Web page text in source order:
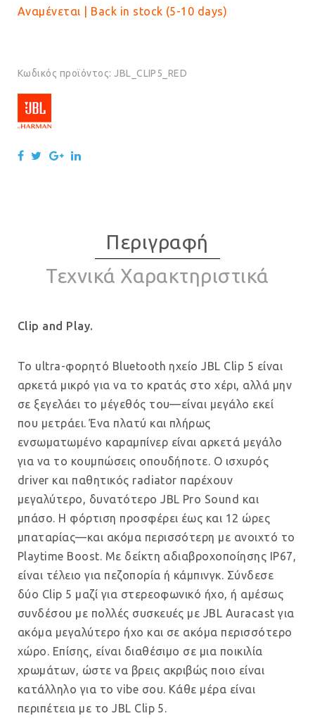
Αναμένεται | Back in stock (5-10 days)
Κωδικός προϊόντος:JBL_CLIP5_RED
Περιγραφή
Τεχνικά Χαρακτηριστικά
Clip and Play.
Το ultra-φορητό Bluetooth ηχείο JBL Clip 5 είναι
αρκετά μικρό για να το κρατάς στο χέρι, αλλά μην
σε ξεγελάει το μέγεθός του—είναι μεγάλο εκεί
που μετράει. Ένα πλατύ και πλήρως
ενσωματωμένο καραμπίνερ είναι αρκετά μεγάλο
για να το κουμπώσεις οπουδήποτε. Ο ισχυρός
driver και παθητικός radiator παρέχουν
μεγαλύτερο, δυνατότερο JBL Pro Sound και
μπάσο. Η φόρτιση προσφέρει έως και 12 ώρες
μπαταρίας—και ακόμα περισσότερη με ανοιχτό το
Playtime Boost. Με δείκτη αδιαβροχοποίησης IP67,
είναι τέλειο για πεζοπορία ή κάμπινγκ. Σύνδεσε
δύο Clip 5 μαζί για στερεοφωνικό ήχο, ή αμέσως
συνδέσου με πολλές συσκευές με JBL Auracast για
ακόμα μεγαλύτερο ήχο και σε ακόμα περισσότερο
χώρο. Επίσης, είναι διαθέσιμο σε μια ποικιλία
χρωμάτων, ώστε να βρεις ακριβώς ποιο είναι
κατάλληλο για το vibe σου. Κάθε μέρα είναι
περιπέτεια με το JBL Clip 5.